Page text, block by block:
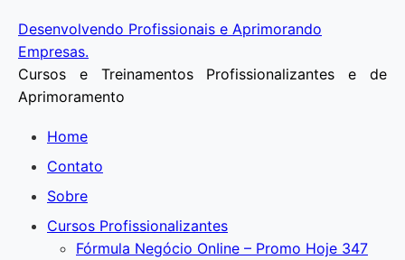
Ir
para
o
conteúdo
Desenvolvendo Profissionais e Aprimorando
Empresas.
Cursos e Treinamentos Profissionalizantes e de
Aprimoramento
Home
Contato
Sobre
Cursos Profissionalizantes
Fórmula Negócio OnIine – Promo Hoje 347